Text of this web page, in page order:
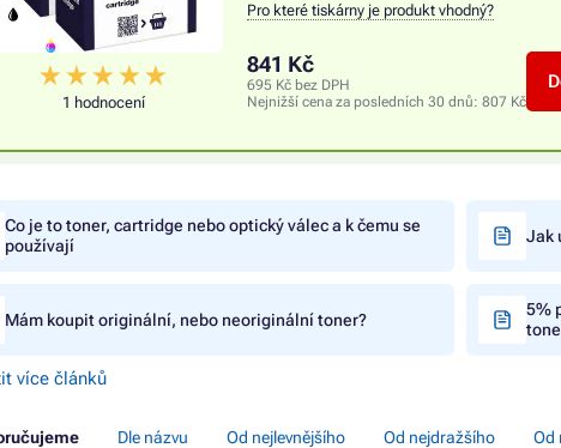
1 hodnocení
Pro které tiskárny je produkt vhodný?
841 Kč
695 Kč bez DPH
Nejnižší cena za posledních 30 dnů: 807 Kč
Co je to toner, cartridge nebo optický válec a k čemu se
používají
Jak
Mám koupit originální, nebo neoriginální toner?
5%
více článků
Dle názvu Od nejlevnějšího Od nejdražšího Od